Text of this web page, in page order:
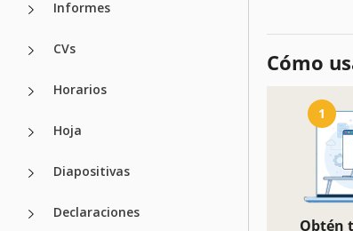
Informes
CVs
Horarios
Hoja
Diapositivas
Declaraciones
Cómo
1
Obtén